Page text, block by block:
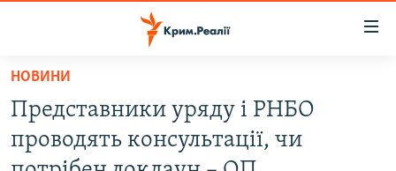
Перейти
основного
матеріалу
Перейти
ВОДА.КРИМ
ВІДЕО ТА ФОТО
НОВИНИ
Представники уряду і РНБО
проводять консультації, чи